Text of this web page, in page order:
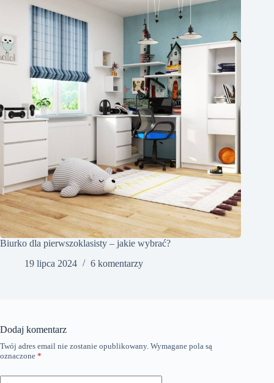
Biurko dla pierwszoklasisty – jakie wybrać?
19 lipca 2024
6 komentarzy
Dodaj komentarz
Twój adres email nie zostanie opublikowany. Wymagane pola są
oznaczone *